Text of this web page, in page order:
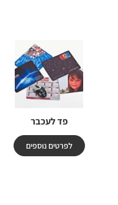
פד לעכבר
לפרטים נוספים